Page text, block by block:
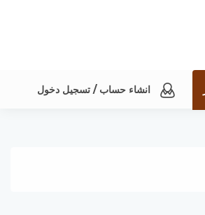
انشاء حساب / تسجيل دخول